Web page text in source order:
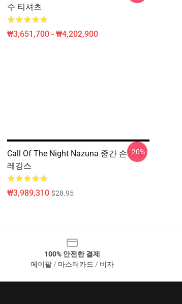
수 티셔츠
₩3,651,700 - ₩4,202,900
Call Of The Night Nazuna 중간 손가락
레깅스
₩3,989,310 $28.95
-20%
100% 안전한 결제
페이팔 / 마스터카드 / 비자